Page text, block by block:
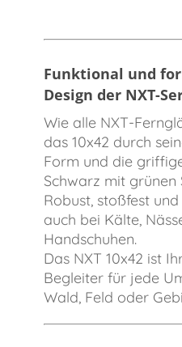
Funktional und
Design der NXT-
Wie alle NXT-
das 10x42 durch
Form und die
Schwarz mit grünen
Robust, stoßfest
auch bei Kälte,
Handschuhen.
Das NXT 10x42 ist
Begleiter für jede
Wald, Feld oder